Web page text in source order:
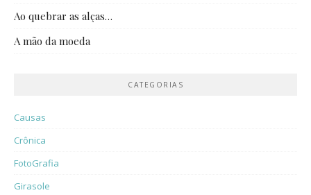
Ao quebrar as alças…
A mão da moeda
CATEGORIAS
Causas
Crônica
FotoGrafia
Girasole